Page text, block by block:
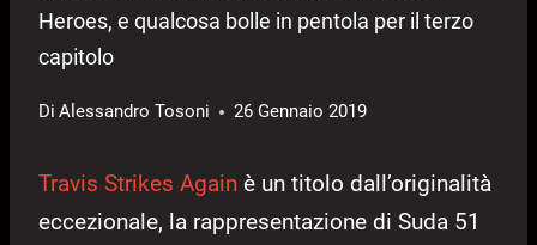
Heroes, e qualcosa bolle in pentola per il terzo
capitolo
Di Alessandro Tosoni 26 Gennaio 2019
Travis Strikes Again è un titolo dall’originalità
eccezionale, la rappresentazione di Suda 51